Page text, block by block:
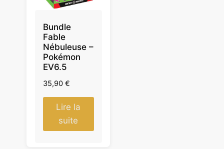
Bundle
Fable
Nébuleuse –
Pokémon
EV6.5
35,90 €
Lire la
suite